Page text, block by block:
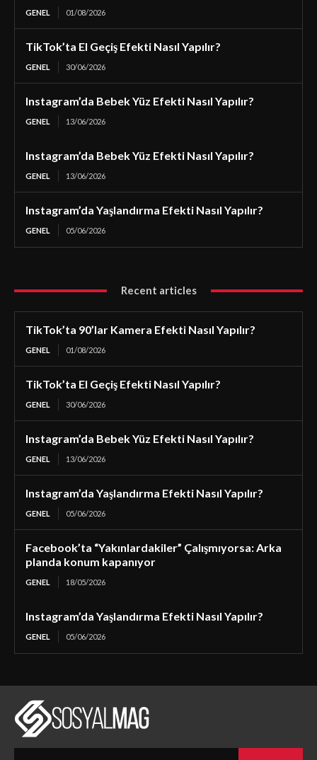
GENEL 01/08/2026
TikTok’ta El Geçiş Efekti Nasıl Yapılır?
GENEL 30/06/2026
Instagram’da Bebek Yüz Efekti Nasıl Yapılır?
GENEL 13/06/2026
Instagram’da Bebek Yüz Efekti Nasıl Yapılır?
GENEL 13/06/2026
Instagram’da Yaşlandırma Efekti Nasıl Yapılır?
GENEL 05/06/2026
Recent articles
TikTok’ta 90’lar Kamera Efekti Nasıl Yapılır?
GENEL 01/08/2026
TikTok’ta El Geçiş Efekti Nasıl Yapılır?
GENEL 30/06/2026
Instagram’da Bebek Yüz Efekti Nasıl Yapılır?
GENEL 13/06/2026
Instagram’da Yaşlandırma Efekti Nasıl Yapılır?
GENEL 05/06/2026
Facebook’ta “Yakınlardakiler” Çalışmıyorsa: Arka
planda konum kapanıyor
GENEL 18/05/2026
Instagram’da Yaşlandırma Efekti Nasıl Yapılır?
GENEL 05/06/2026